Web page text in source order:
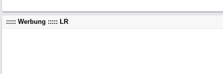
::::: Werbung ::::: LR